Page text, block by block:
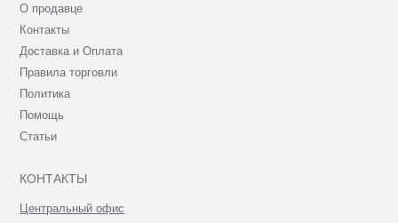
О продавце
Контакты
Доставка и Оплата
Правила торговли
Политика
Помощь
Статьи
КОНТАКТЫ
Центральный офис